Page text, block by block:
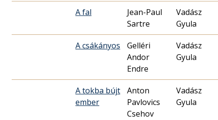
A fal
Jean-Paul
Sartre
Vadász
Gyula
A csákányos
Gelléri
Andor
Endre
Vadász
Gyula
A tokba bújt
ember
Anton
Pavlovics
Csehov
Vadász
Gyula